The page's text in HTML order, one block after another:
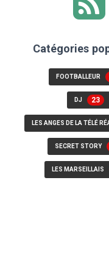
Catégories
FOOTBALLEUR
DJ 23
LES ANGES DE LA TÉLÉ
SECRET STORY
LES MARSEILLAIS